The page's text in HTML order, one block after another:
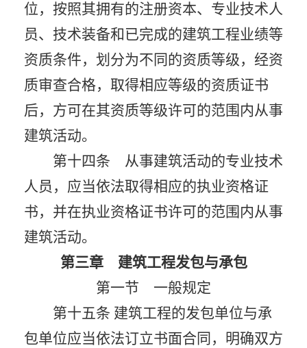
位，按照其拥有的注册资本、专业技术人
员、技术装备和已完成的建筑工程业绩等
资质条件，划分为不同的资质等级，经资
质审查合格，取得相应等级的资质证书
后，方可在其资质等级许可的范围内从事
建筑活动。
第十四条 从事建筑活动的专业技术
人员，应当依法取得相应的执业资格证
书，并在执业资格证书许可的范围内从事
建筑活动。
第三章 建筑工程发包与承包
第一节 一般规定
第十五条 建筑工程的发包单位与承
包单位应当依法订立书面合同，明确双方